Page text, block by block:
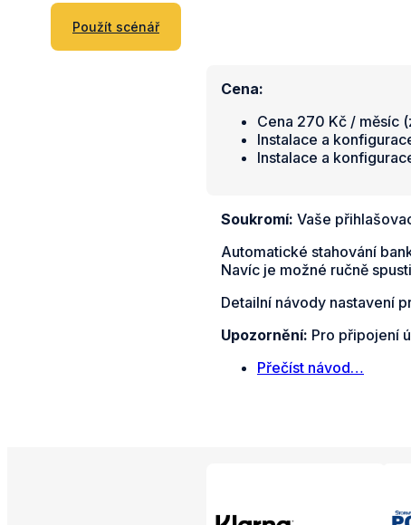
Použít scénář
Cena:
Cena 270 Kč / měsíc
Instalace a
Instalace a
Soukromí: Vaše
Automatické stahování
Navíc je možné ručně
Detailní návody nastavení
Upozornění: Pro připojení
Přečíst návod…